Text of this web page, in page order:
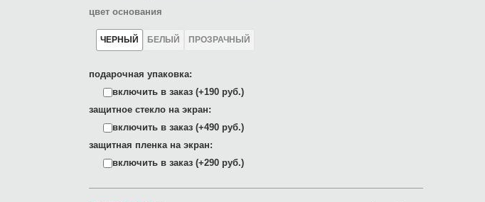
цвет основания
ЧЕРНЫЙ БЕЛЫЙ ПРОЗРАЧНЫЙ
подарочная упаковка:
включить в заказ (+190 руб.)
защитное стекло на экран:
включить в заказ (+490 руб.)
защитная пленка на экран:
включить в заказ (+290 руб.)